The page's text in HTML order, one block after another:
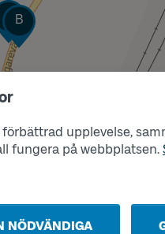
upplevelse,
fungera på webbplatsen.
NÖDVÄNDIGA
A
Läge
B